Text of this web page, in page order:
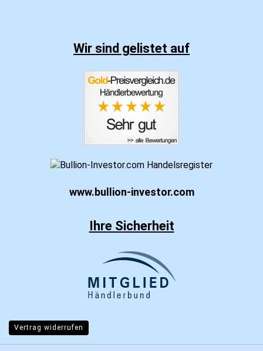
Wir sind gelistet auf
www.bullion-investor.com
Ihre Sicherheit
Vertrag widerrufen